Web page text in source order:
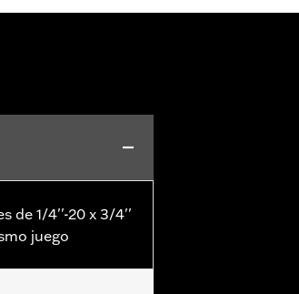
de 1/4''-20 x 3/4''
juego